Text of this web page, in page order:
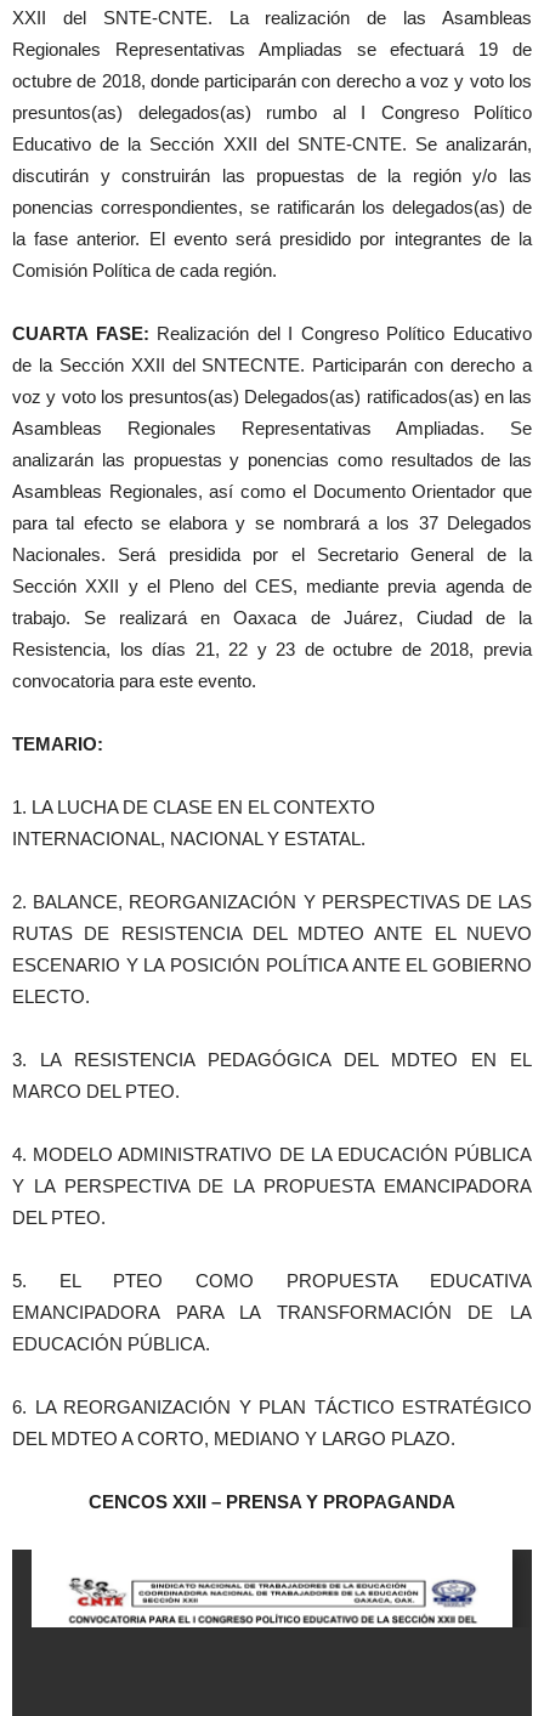
XXII del SNTE-CNTE. La realización de las Asambleas
Regionales Representativas Ampliadas se efectuará 19 de
octubre de 2018, donde participarán con derecho a voz y voto los
presuntos(as) delegados(as) rumbo al I Congreso Político
Educativo de la Sección XXII del SNTE-CNTE. Se analizarán,
discutirán y construirán las propuestas de la región y/o las
ponencias correspondientes, se ratificarán los delegados(as) de
la fase anterior. El evento será presidido por integrantes de la
Comisión Política de cada región.
CUARTA FASE: Realización del I Congreso Político Educativo
de la Sección XXII del SNTECNTE. Participarán con derecho a
voz y voto los presuntos(as) Delegados(as) ratificados(as) en las
Asambleas Regionales Representativas Ampliadas. Se
analizarán las propuestas y ponencias como resultados de las
Asambleas Regionales, así como el Documento Orientador que
para tal efecto se elabora y se nombrará a los 37 Delegados
Nacionales. Será presidida por el Secretario General de la
Sección XXII y el Pleno del CES, mediante previa agenda de
trabajo. Se realizará en Oaxaca de Juárez, Ciudad de la
Resistencia, los días 21, 22 y 23 de octubre de 2018, previa
convocatoria para este evento.
TEMARIO:
1. LA LUCHA DE CLASE EN EL CONTEXTO
INTERNACIONAL, NACIONAL Y ESTATAL.
2. BALANCE, REORGANIZACIÓN Y PERSPECTIVAS DE LAS
RUTAS DE RESISTENCIA DEL MDTEO ANTE EL NUEVO
ESCENARIO Y LA POSICIÓN POLÍTICA ANTE EL GOBIERNO
ELECTO.
3. LA RESISTENCIA PEDAGÓGICA DEL MDTEO EN EL
MARCO DEL PTEO.
4. MODELO ADMINISTRATIVO DE LA EDUCACIÓN PÚBLICA
Y LA PERSPECTIVA DE LA PROPUESTA EMANCIPADORA
DEL PTEO.
5. EL PTEO COMO PROPUESTA EDUCATIVA
EMANCIPADORA PARA LA TRANSFORMACIÓN DE LA
EDUCACIÓN PÚBLICA.
6. LA REORGANIZACIÓN Y PLAN TÁCTICO ESTRATÉGICO
DEL MDTEO A CORTO, MEDIANO Y LARGO PLAZO.
CENCOS XXII – PRENSA Y PROPAGANDA